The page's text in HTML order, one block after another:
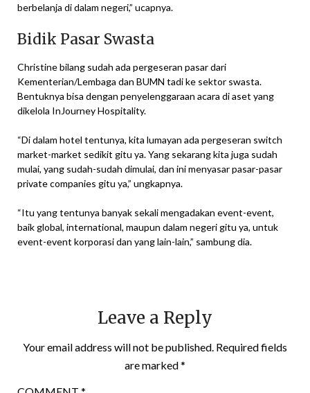
berbelanja di dalam negeri,” ucapnya.
Bidik Pasar Swasta
Christine bilang sudah ada pergeseran pasar dari
Kementerian/Lembaga dan BUMN tadi ke sektor swasta.
Bentuknya bisa dengan penyelenggaraan acara di aset yang
dikelola InJourney Hospitality.
“Di dalam hotel tentunya, kita lumayan ada pergeseran switch
market-market sedikit gitu ya. Yang sekarang kita juga sudah
mulai, yang sudah-sudah dimulai, dan ini menyasar pasar-pasar
private companies gitu ya,” ungkapnya.
“Itu yang tentunya banyak sekali mengadakan event-event,
baik global, international, maupun dalam negeri gitu ya, untuk
event-event korporasi dan yang lain-lain,” sambung dia.
Leave a Reply
Your email address will not be published. Required fields
are marked*